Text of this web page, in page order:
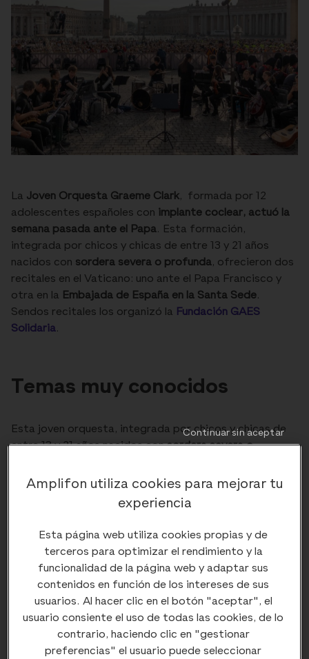
La Joven Orquesta Graeme Clark, formada por 12
adolescentes españoles con implante coclear, actuó la
semana pasada ante el Papa. Esta formación,
integrada por chicos y chicas de entre 13 y 21 años
nacidos con sordera severa o profunda, ofrecieron dos
recitales en el Vaticano: uno ante el Papa Francisco y
otra en la Embajada de España en la Santa Sede.
Sendos recitales los organizó la Fundación GAES
Solidaria.
Temas muy conocidos
Esta joven orquesta, integrada por chicos y chicas de
entre 13 y 21 años nacidos consordera severa o
conciertos: ante el Papa interpretaron pro ejemplo 'We
are the champions', de Queen, mientras que en la
canciones emblemáticas
como'Waterloo Hallelujah 'Guantanemera
'. Entre
los asistentes a este concierto estuvieron
María
Antonia Clavería
, exjefa de la
Sección de Hipoacusia y
Centro de Implantes Auditivos del Hospital Sant Joan
Nicola Quaranta
, profesor de
Otorrinolaringología de la
Universidad de Bari Aldo
Amplifon utiliza cookies para mejorar tu
experiencia
Esta página web utiliza cookies propias y de
terceros para optimizar el rendimiento y la
funcionalidad de la página web y adaptar sus
contenidos en función de los intereses de sus
usuarios. Al hacer clic en el botón "aceptar", el
usuario consiente el uso de todas las cookies, de lo
contrario, haciendo clic en "gestionar
preferencias" el usuario puede seleccionar
Continuar sin aceptar